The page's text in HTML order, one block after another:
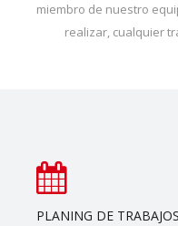
miembro de nuestro
realizar, cualquier
PLANING DE TRABAJOS